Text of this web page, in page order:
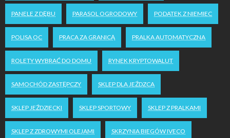
PANELE Z DĘBU PARASOL OGRODOWY PODATEK Z NIEMIEC
POLISA OC PRACA ZA GRANICĄ PRALKA AUTOMATYCZNA
ROLETY WYBRAĆ DO DOMU RYNEK KRYPTOWALUT
SAMOCHÓD ZASTĘPCZY SKLEP DLA JEŹDZCA
SKLEP JEŹDZIECKI SKLEP SPORTOWY SKLEP Z PRALKAMI
SKLEP Z ZDROWYMI OLEJAMI SKRZYNIA BIEGÓW IVECO